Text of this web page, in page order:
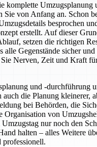
komplette Umzugsplanung
Sie von Anfang an. Schon
besprochen
erstellt. Auf dieser
setzen die richtigen
alle Gegenstände sicher
Nerven, Zeit und Kraft
und -durchführung
auch die Planung kleinerer,
bei Behörden, die
Organisation von
Umzugstag nur noch den
halten – alles Weitere
professionell.